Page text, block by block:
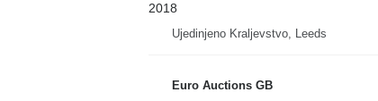
2018
Ujedinjeno Kraljevstvo, Leeds
Euro Auctions GB